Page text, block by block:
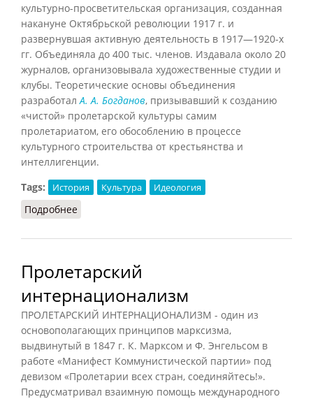
культурно-просветительская организация, созданная
накануне Октябрьской революции 1917 г. и
развернувшая активную деятельность в 1917—1920-х
гг. Объединяла до 400 тыс. членов. Издавала около 20
журналов, организовывала художественные студии и
клубы. Теоретические основы объединения
разработал А. А. Богданов, призывавший к созданию
«чистой» пролетарской культуры самим
пролетариатом, его обособлению в процессе
культурного строительства от крестьянства и
интеллигенции.
Tags:
История Культура Идеология
Подробнее
Пролетарский
интернационализм
ПРОЛЕТАРСКИЙ ИНТЕРНАЦИОНАЛИЗМ - один из
основополагающих принципов марксизма,
выдвинутый в 1847 г. К. Марксом и Ф. Энгельсом в
работе «Манифест Коммунистической партии» под
девизом «Пролетарии всех стран, соединяйтесь!».
Предусматривал взаимную помощь международного